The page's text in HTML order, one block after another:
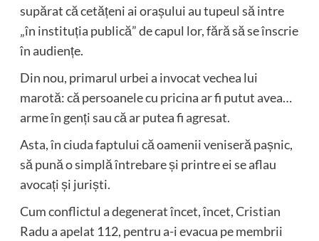
supărat că cetățeni ai orașului au tupeul să intre
„în instituția publică” de capul lor, fără să se înscrie
în audiențe.
Din nou, primarul urbei a invocat vechea lui
marotă: că persoanele cu pricina ar fi putut avea…
arme în genți sau că ar putea fi agresat.
Asta, în ciuda faptului că oamenii veniseră pașnic,
să pună o simplă întrebare și printre ei se aflau
avocați și juriști.
Cum conflictul a degenerat încet, încet, Cristian
Radu a apelat 112, pentru a-i evacua pe membrii